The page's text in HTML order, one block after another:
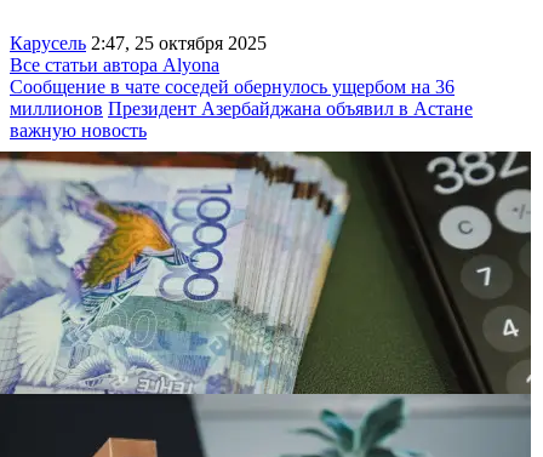
Карусель 2:47, 25 октября 2025
Все статьи автора Alyona
Сообщение в чате соседей обернулось ущербом на 36
миллионов Президент Азербайджана объявил в Астане
важную новость